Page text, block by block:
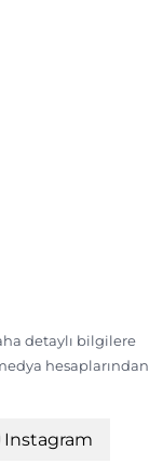
detaylı bilgilere
hesaplarından
Instagram